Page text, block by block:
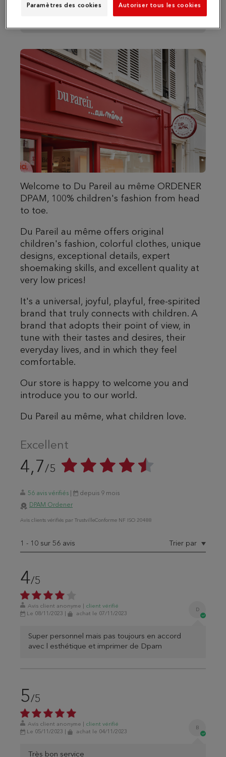
Closed
Welcome to Du Pareil au même ORDENER
DPAM, 100% children's fashion from head
to toe.
Du Pareil au même offers original
children's fashion, colorful clothes, unique
designs, exceptional details, expert
shoemaking skills, and excellent quality at
very low prices!
It's a universal, joyful, playful, free-spirited
brand that truly connects with children. A
brand that adopts their point of view, in
tune with their tastes and desires, their
everyday lives, and in which they feel
comfortable.
Our store is happy to welcome you and
introduce you to our world.
Du Pareil au même, what children love.
Excellent
4,7/5
56 avis vérifiés
depuis 9 mois
DPAM Ordener
Avis clients vérifiés par TrustvilleConforme NF ISO 20488
1 - 10 sur 56 avis Trier par
4/5
Avis client anonyme client vérifié
Le 08/11/2023
achat le 07/11/2023
D
Super personnel mais pas toujours en accord
avec l esthétique et imprimer de Dpam
5/5
Avis client anonyme client vérifié
Le 05/11/2023
achat le 04/11/2023
B
Très bon service
Paramètres des cookies Autoriser tous les cookies